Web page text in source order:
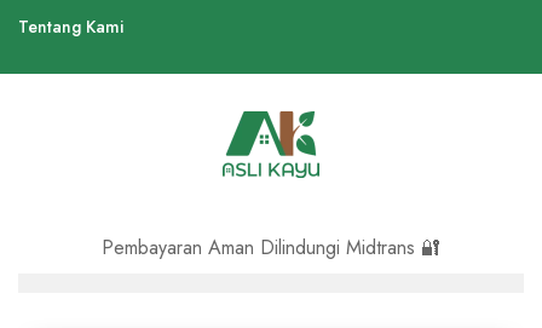
Tentang Kami
Pembayaran Aman Dilindungi Midtrans 🔐